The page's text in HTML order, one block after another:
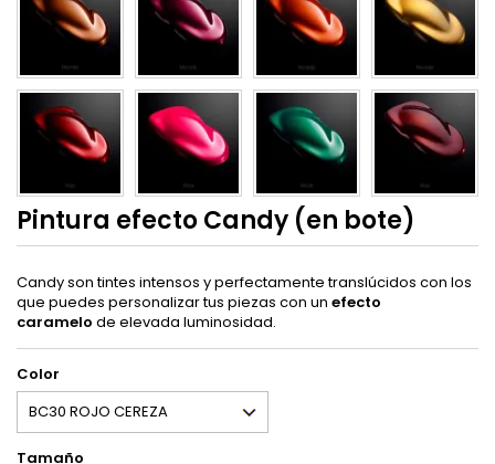
Pintura efecto Candy (en bote)
Candy son tintes intensos y perfectamente translúcidos con los
que puedes personalizar tus piezas con un efecto
caramelo de elevada luminosidad.
Color
Tamaño